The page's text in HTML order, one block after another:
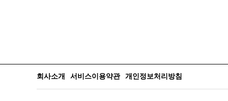
회사소개 서비스이용약관 개인정보처리방침